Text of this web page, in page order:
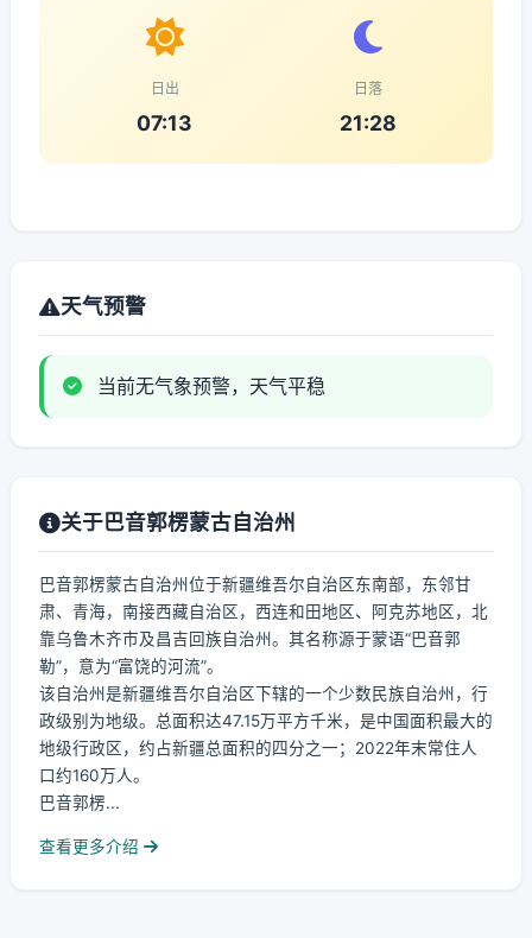
日出
07:13
日落
21:28
天气预警
当前无气象预警，天气平稳
关于巴音郭楞蒙古自治州
巴音郭楞蒙古自治州位于新疆维吾尔自治区东南部，东邻甘
肃、青海，南接西藏自治区，西连和田地区、阿克苏地区，北
靠乌鲁木齐市及昌吉回族自治州。其名称源于蒙语“巴音郭
勒”，意为“富饶的河流”。
该自治州是新疆维吾尔自治区下辖的一个少数民族自治州，行
政级别为地级。总面积达47.15万平方千米，是中国面积最大的
地级行政区，约占新疆总面积的四分之一；2022年末常住人
口约160万人。
巴音郭楞...
查看更多介绍